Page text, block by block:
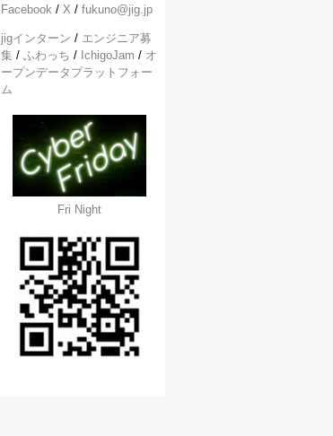
Facebook / X / fukuno@jig.jp
jigインターン / エンジニア募
集 / ふわっち / IchigoJam / オ
ープンデータプラットフォー
ム
Fri Night